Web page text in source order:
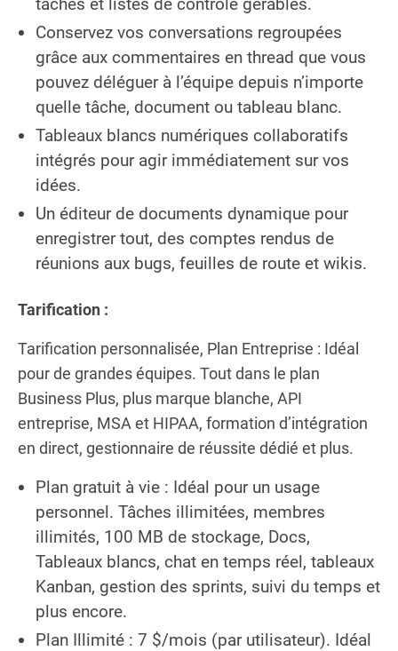
Conservez vos conversations regroupées
grâce aux commentaires en thread que vous
pouvez déléguer à l’équipe depuis n’importe
quelle tâche, document ou tableau blanc.
Tableaux blancs numériques collaboratifs
intégrés pour agir immédiatement sur vos
idées.
Un éditeur de documents dynamique pour
enregistrer tout, des comptes rendus de
réunions aux bugs, feuilles de route et wikis.
Tarification :
Tarification personnalisée, Plan Entreprise : Idéal
pour de grandes équipes. Tout dans le plan
Business Plus, plus marque blanche, API
entreprise, MSA et HIPAA, formation d’intégration
en direct, gestionnaire de réussite dédié et plus.
Plan gratuit à vie : Idéal pour un usage
personnel. Tâches illimitées, membres
illimités, 100 MB de stockage, Docs,
Tableaux blancs, chat en temps réel, tableaux
Kanban, gestion des sprints, suivi du temps et
plus encore.
Plan Illimité : 7 $/mois (par utilisateur). Idéal